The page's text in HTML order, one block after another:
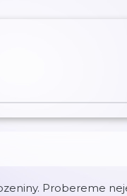
Probereme